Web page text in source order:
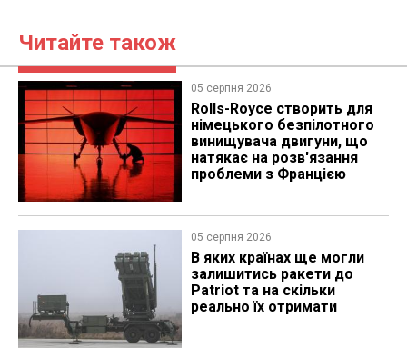
Читайте також
05 серпня 2026
Rolls-Royce створить для
німецького безпілотного
винищувача двигуни, що
натякає на розв'язання
проблеми з Францією
05 серпня 2026
В яких країнах ще могли
залишитись ракети до
Patriot та на скільки
реально їх отримати